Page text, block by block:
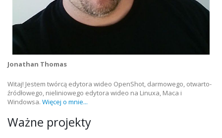
Jonathan Thomas
Witaj! Jestem twórcą edytora wideo OpenShot, darmowego, otwarto-
źródłowego, nieliniowego edytora wideo na Linuxa, Maca i
Windowsa. Więcej o mnie...
Ważne projekty